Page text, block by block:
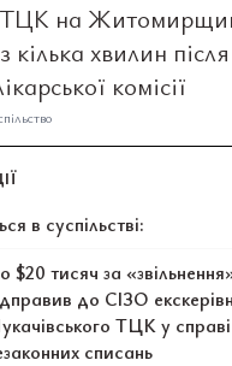
ТЦК на
кілька хвилин
комісії
в суспільстві:
$20 тисяч за
до СІЗО
ТЦК у
списань